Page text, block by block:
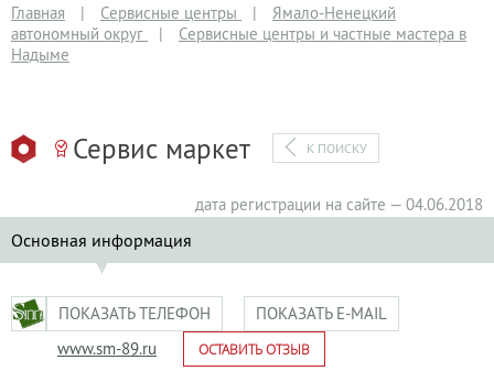
Главная | Сервисные центры |
Ямало-Ненецкий
автономный округ
|
Сервисные центры и частные мастера в
Надыме
Сервис маркет К ПОИСКУ
дата регистрации на сайте — 04.06.2018
Основная информация
ПОКАЗАТЬ ТЕЛЕФОН
ПОКАЗАТЬ E-MAIL
www.sm-89.ru
ОСТАВИТЬ ОТЗЫВ